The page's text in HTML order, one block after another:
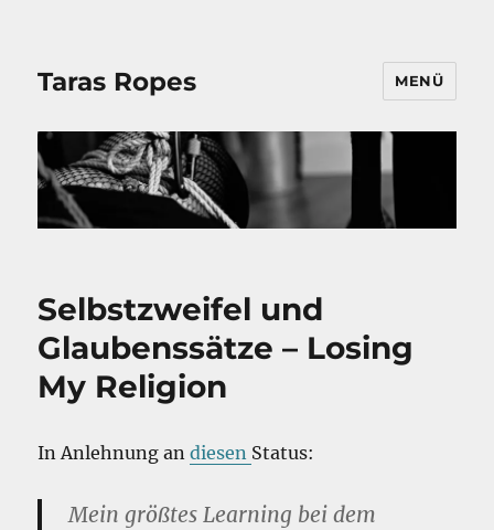
Taras Ropes MENÜ
Selbstzweifel und
Glaubenssätze – Losing
My Religion
In Anlehnung andiesen Status:
Mein größtes Learning bei dem